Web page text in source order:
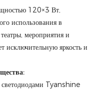
120×3 Вт,
использования в
мероприятия и
исключительную яркость и
Tyanshine